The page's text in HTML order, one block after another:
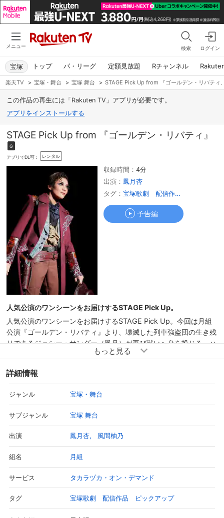
メニュー 検索 ログイン
トップ パ・リーグ 定額見放題 Rチャンネル
宝塚
楽天TV > 宝塚・舞台 > 宝塚 舞台 > STAGE Pick Up from 『ゴールデン・リバティ
この作品の再生には「Rakuten TV」アプリが必要です。
アプリをインストールする
STAGE Pick Up from 『ゴールデン・リバティ』
G
アプリでDL可：
レンタル
収録時間：4分
出演： 鳳月杏
タグ：宝塚歌劇 配信作品 ピックアッ
予告編
人気公演のワンシーンをお届けするSTAGE Pick Up。
人気公演のワンシーンをお届けするSTAGE Pick Up。今回は月組
公演『ゴールデン・リバティ』より、壊滅した列車強盗団の生き残
りであるジェシー・サンダー（鳳月）が再び戦いへ身を投じる、ハ
ードボイルドなプロローグをピックアップ！ 作・演出：大野拓史
詳細情報
ジャンル 宝塚・舞台
サブジャンル 宝塚 舞台
出演 鳳月杏 風間柚乃
組名 月組
サービス タカラヅカ・オン・デマンド
タグ 宝塚歌劇 配信作品 ピックアップ